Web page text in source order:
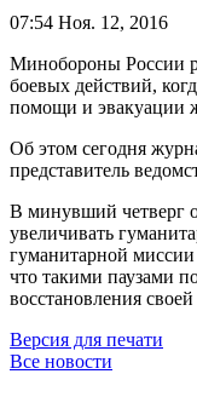
07:54 Ноя. 12, 2016
Минобороны России
боевых действий,
помощи и эвакуации
Об этом сегодня
представитель
В минувший четверг
увеличивать
гуманитарной
что такими паузами
восстановления
Версия для печати
Все новости